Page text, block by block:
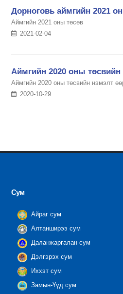
Дорноговь аймгийн 2021
Аймгийн 2021 оны төсөв
2021-02-04
Аймгийн 2020 оны
Аймгийн 2020 оны төсвийн нэмэлт
2020-10-29
Сум
Айраг сум
Алтанширээ сум
Даланжаргалан сум
Дэлгэрэх сум
Иххэт сум
Замын-Үүд сум